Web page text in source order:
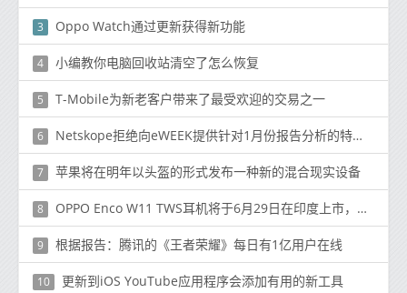
3 Oppo Watch通过更新获得新功能
4 小编教你电脑回收站清空了怎么恢复
5 T-Mobile为新老客户带来了最受欢迎的交易之一
6 Netskope拒绝向eWEEK提供针对1月份报告分析的特定事件和用户数量
7 苹果将在明年以头盔的形式发布一种新的混合现实设备
8 OPPO Enco W11 TWS耳机将于6月29日在印度上市，价格为₹2,499（$ 33）
9 根据报告：腾讯的《王者荣耀》每日有1亿用户在线
10 更新到iOS YouTube应用程序会添加有用的新工具